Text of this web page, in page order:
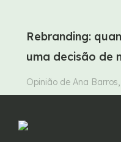
Rebranding:
uma decisão de
Opinião de Ana